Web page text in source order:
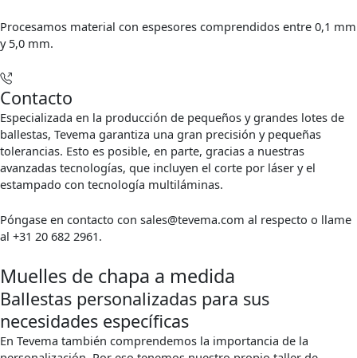
Procesamos material con espesores comprendidos entre 0,1 mm
y 5,0 mm.
Contacto
Especializada en la producción de pequeños y grandes lotes de
ballestas, Tevema garantiza una gran precisión y pequeñas
tolerancias. Esto es posible, en parte, gracias a nuestras
avanzadas tecnologías, que incluyen el corte por láser y el
estampado con tecnología multiláminas.
Póngase en contacto con sales@tevema.com al respecto o llame
al +31 20 682 2961.
Muelles de chapa a medida
Ballestas personalizadas para sus
necesidades específicas
En Tevema también comprendemos la importancia de la